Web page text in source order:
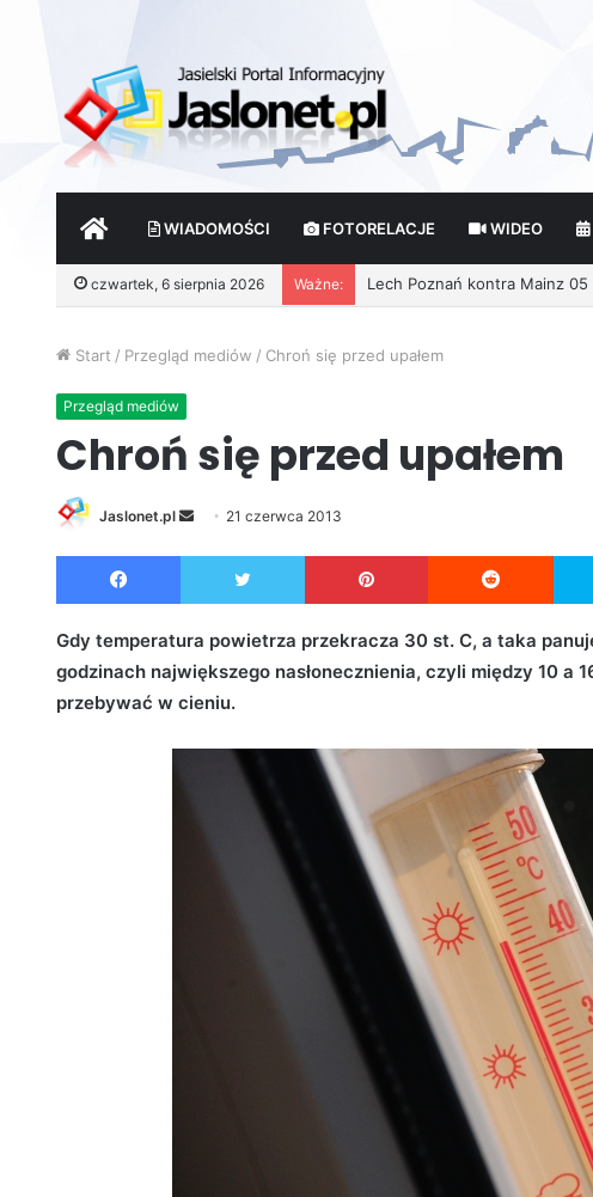
START WIADOMOŚCI FOTORELACJE WIDEO
czwartek, 6 sierpnia 2026 Ważne: Wróżby – Prawda czy Fikcja?
Start / Przegląd mediów / Chroń się przed upałem
Przegląd mediów
Chroń się przed upałem
Jaslonet.pl
d
a
21 czerwca 2013
Facebook Twitter Pinterest Reddit
Gdy temperatura powietrza przekracza 30 st. C, a taka
godzinach największego nasłonecznienia, czyli między 10 a
przebywać w cieniu.